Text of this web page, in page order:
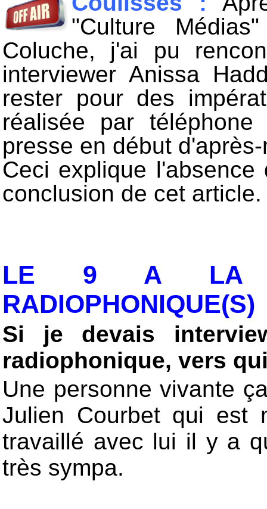
"Culture
Coluche, j'ai pu
interviewer Anissa
rester pour des
réalisée par
presse en début
Ceci explique
conclusion de cet article.
LE 9 A LA
RADIOPHONIQUE(S)
Si je devais
radiophonique, vers
Une personne vivante
Julien Courbet qui est
travaillé avec lui il y a
très sympa.